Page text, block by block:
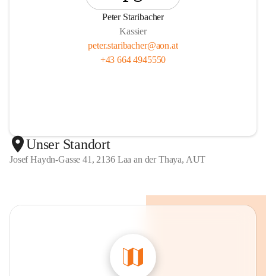
Peter Staribacher
Kassier
peter.staribacher@aon.at
+43 664 4945550
Unser Standort
Josef Haydn-Gasse 41, 2136 Laa an der Thaya, AUT